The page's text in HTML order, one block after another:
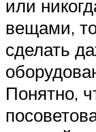
или
вещами,
сделать
Понятно,